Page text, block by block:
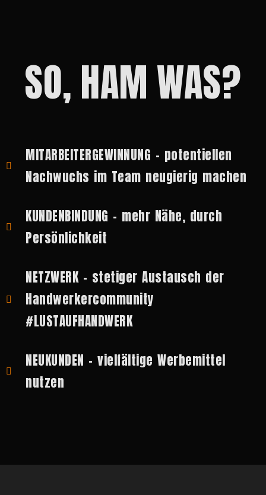
SO, HAM WAS?
MITARBEITERGEWINNUNG - potentiellen
Nachwuchs im Team neugierig machen
KUNDENBINDUNG - mehr Nähe, durch
Persönlichkeit
NETZWERK - stetiger Austausch der
Handwerkercommunity
#LUSTAUFHANDWERK
NEUKUNDEN - vielfältige Werbemittel
nutzen